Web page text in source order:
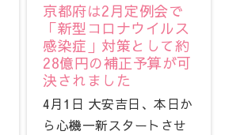
京都府は2月定例会で
「新型コロナウイルス
感染症」対策として約
28億円の補正予算が可
決されました
4月1日 大安吉日、本日か
ら心機一新スタートさせ